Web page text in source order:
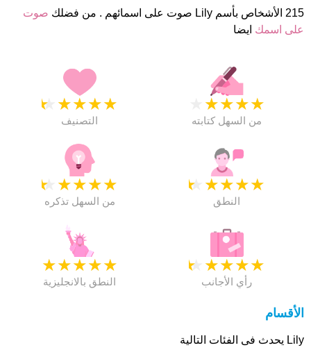
215 الأشخاص بأسم Lily صوت على اسمائهم . من فضلك
صوت
على اسمك ايضا
★
★
★
★
★
التصنيف
★
★
★
★
من السهل كتابته
★
★
★
★
★
من السهل تذكره
★
★
★
★
★
النطق
★
★
★
★
★
النطق بالانجليزية
★
★
★
★
★
رأي الأجانب
الأقسام
Lily يحدث فى الفئات التالية